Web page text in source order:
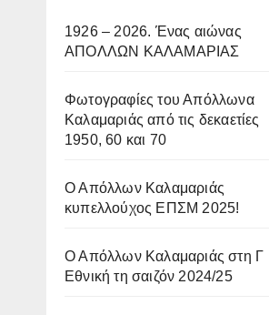
1926 – 2026. Ένας αιώνας
ΑΠΟΛΛΩΝ ΚΑΛΑΜΑΡΙΑΣ
Φωτογραφίες του Απόλλωνα
Καλαμαριάς από τις δεκαετίες
1950, 60 και 70
Ο Απόλλων Καλαμαριάς
κυπελλούχος ΕΠΣΜ 2025!
Ο Απόλλων Καλαμαριάς στη Γ
Εθνική τη σαιζόν 2024/25